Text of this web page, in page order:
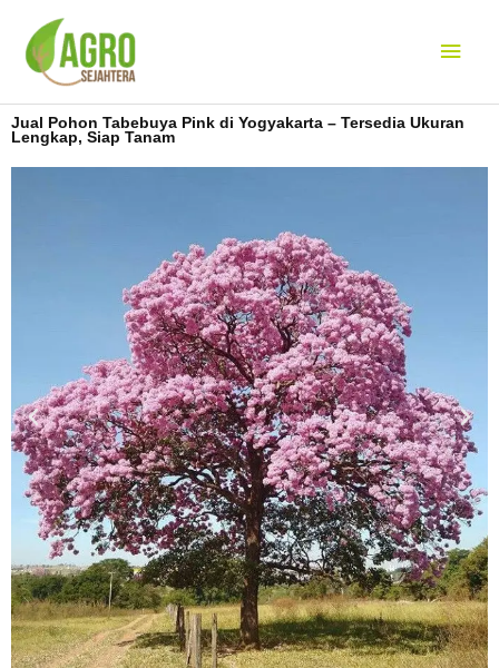
konten
Jual Pohon Tabebuya Pink di Yogyakarta – Tersedia Ukuran
Lengkap, Siap Tanam